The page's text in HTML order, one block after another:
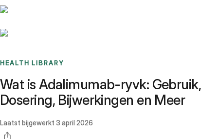
HEALTH LIBRARY
Wat is Adalimumab-ryvk: Gebruik,
Dosering, Bijwerkingen en Meer
Laatst bijgewerkt 3 april 2026